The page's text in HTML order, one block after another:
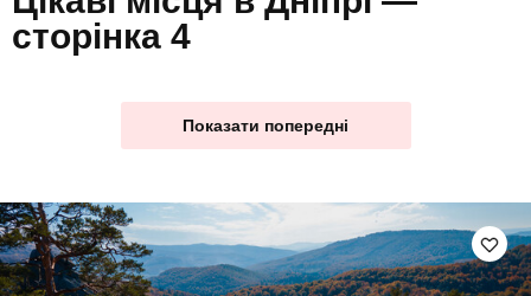
сторінка 4
Показати попередні